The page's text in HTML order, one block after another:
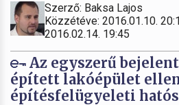
Szerző: Baksa Lajos
Közzétéve: 2016.01.10.
2016.02.14. 19:45
Az egyszerű
épített lakóépület
építésfelügyeleti